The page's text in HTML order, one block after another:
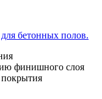
бетонных полов.
финишного слоя